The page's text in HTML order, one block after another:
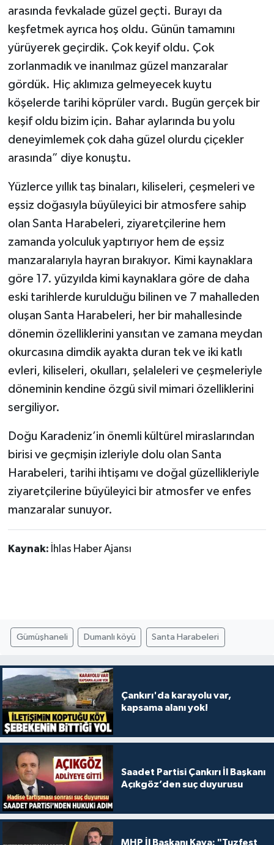
arasında fevkalade güzel geçti. Burayı da
keşfetmek ayrıca hoş oldu. Günün tamamını
yürüyerek geçirdik. Çok keyif oldu. Çok
zorlanmadık ve inanılmaz güzel manzaralar
gördük. Hiç aklımıza gelmeyecek kuytu
köşelerde tarihi köprüler vardı. Bugün gerçek bir
keşif oldu bizim için. Bahar aylarında bu yolu
deneyimlemek çok daha güzel olurdu çiçekler
arasında” diye konuştu.
Yüzlerce yıllık taş binaları, kiliseleri, çeşmeleri ve
eşsiz doğasıyla büyüleyici bir atmosfere sahip
olan Santa Harabeleri, ziyaretçilerine hem
zamanda yolculuk yaptırıyor hem de eşsiz
manzaralarıyla hayran bırakıyor. Kimi kaynaklara
göre 17. yüzyılda kimi kaynaklara göre de daha
eski tarihlerde kurulduğu bilinen ve 7 mahalleden
oluşan Santa Harabeleri, her bir mahallesinde
dönemin özelliklerini yansıtan ve zamana meydan
okurcasına dimdik ayakta duran tek ve iki katlı
evleri, kiliseleri, okulları, şelaleleri ve çeşmeleriyle
döneminin kendine özgü sivil mimari özelliklerini
sergiliyor.
Doğu Karadeniz’in önemli kültürel miraslarından
birisi ve geçmişin izleriyle dolu olan Santa
Harabeleri, tarihi ihtişamı ve doğal güzellikleriyle
ziyaretçilerine büyüleyici bir atmosfer ve enfes
manzaralar sunuyor.
Kaynak: İhlas Haber Ajansı
Gümüşhaneli Dumanlı köyü Santa Harabeleri
Çankırı'da karayolu var,
kapsama alanı yok!
Saadet Partisi Çankırı İl Başkanı
Açıkgöz’den suç duyurusu
MHP İl Başkanı Kaya: "Tuzfest